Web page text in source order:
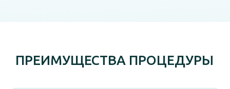
ПРЕИМУЩЕСТВА ПРОЦЕДУРЫ